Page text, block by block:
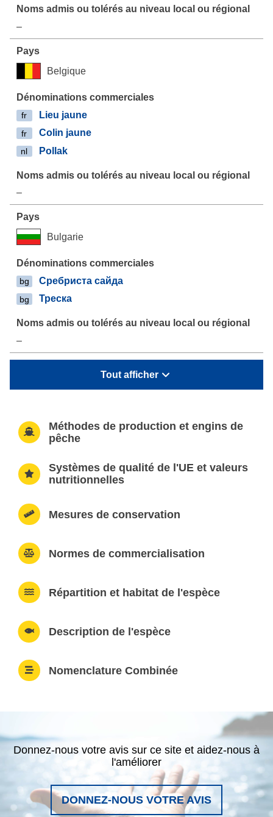
–
Belgique
fr Lieu jaune
fr Colin jaune
nl Pollak
–
Bulgarie
bg Сребриста сайда
bg Треска
–
Tout afficher
Méthodes de production et engins de
pêche
Systèmes de qualité de l'UE et valeurs
nutritionnelles
Mesures de conservation
Normes de commercialisation
Répartition et habitat de l'espèce
Description de l'espèce
Nomenclature Combinée
Donnez-nous votre avis sur ce site et aidez-nous à
l'améliorer
DONNEZ-NOUS VOTRE AVIS